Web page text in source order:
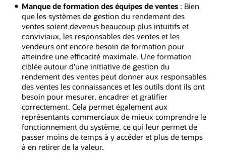
Manque de formation des équipes de ventes: Bien
que les systèmes de gestion du rendement des
ventes soient devenus beaucoup plus intuitifs et
conviviaux, les responsables des ventes et les
vendeurs ont encore besoin de formation pour
atteindre une efficacité maximale. Une formation
ciblée autour d'une initiative de gestion du
rendement des ventes peut donner aux responsables
des ventes les connaissances et les outils dont ils ont
besoin pour mesurer, encadrer et gratifier
correctement. Cela permet également aux
représentants commerciaux de mieux comprendre le
fonctionnement du système, ce qui leur permet de
passer moins de temps à y accéder et plus de temps
à en retirer de la valeur.